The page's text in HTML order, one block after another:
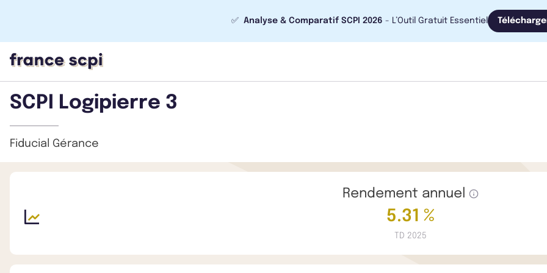
✅ Analyse & Comparatif SCPI 2026 - L’Outil Gratuit Essentiel
SCPI Logipierre 3
Fiducial Gérance
Rendement annuel
5.31 %
TD 2025